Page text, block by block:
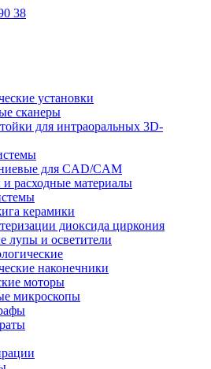
38
установки
сканеры
для интраоральных 3D-
для CAD/CAM
расходные материалы
керамики
диоксида циркония
лупы и осветители
наконечники
моторы
микроскопы